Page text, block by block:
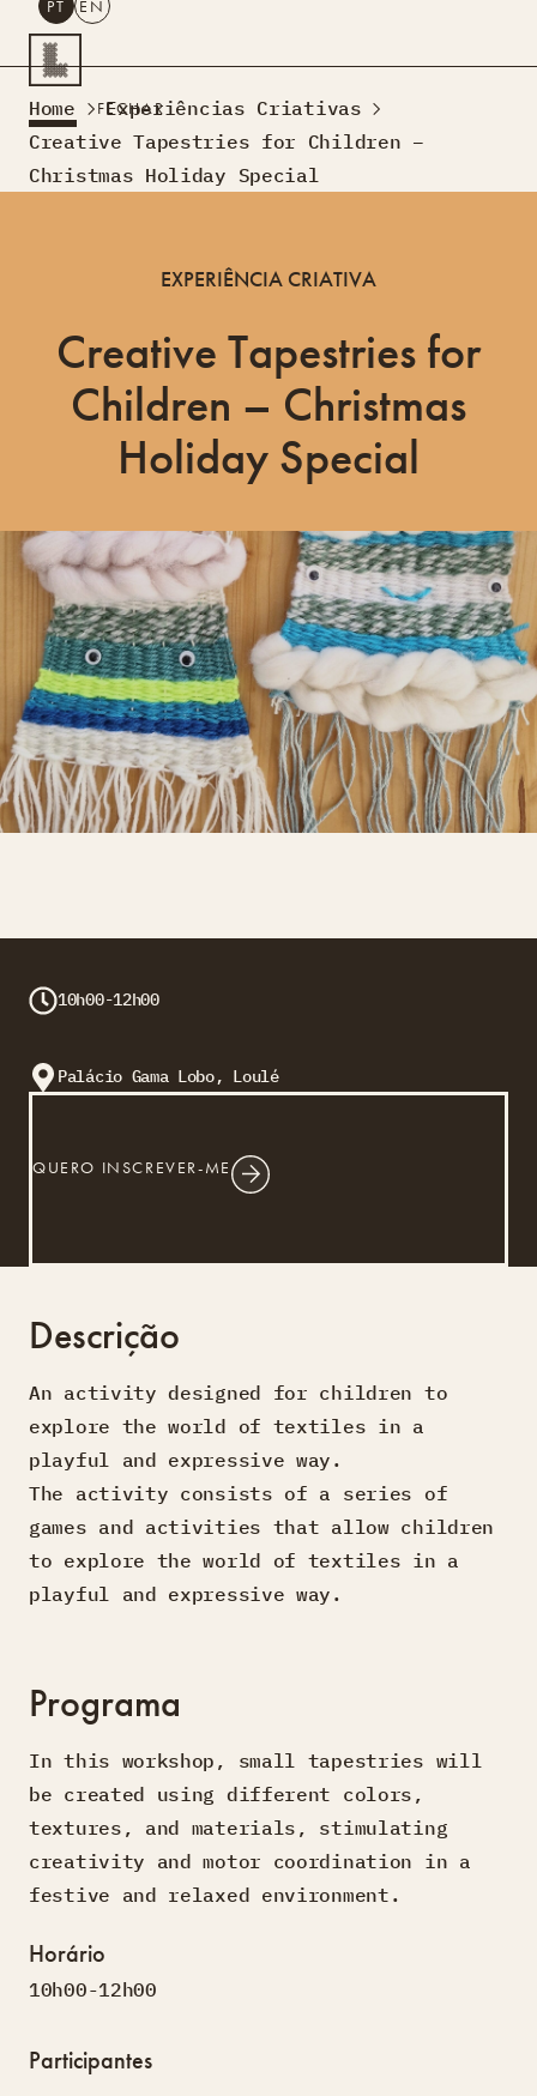
PESQUISAR
PT EN
Turismo Criativo
ProjetosA AcontecerMontra
Sobre Nós
PT EN
FECHAR
Home
Experiências Criativas
Creative Tapestries for Children –
Christmas Holiday Special
EXPERIÊNCIA CRIATIVA
Creative Tapestries for
Children – Christmas
Holiday Special
10h00-12h00
Palácio Gama Lobo, Loulé
QUERO INSCREVER-ME
Descrição
An activity designed for children to
explore the world of textiles in a
playful and expressive way.
The activity consists of a series of
games and activities that allow children
to explore the world of textiles in a
playful and expressive way.
Programa
In this workshop, small tapestries will
be created using different colors,
textures, and materials, stimulating
creativity and motor coordination in a
festive and relaxed environment.
Horário
10h00-12h00
Participantes